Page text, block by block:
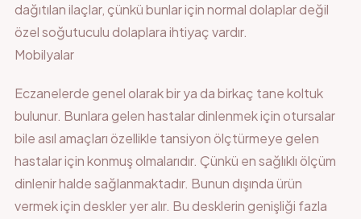
dağıtılan ilaçlar, çünkü bunlar için normal dolaplar değil
özel soğutuculu dolaplara ihtiyaç vardır.
Mobilyalar
Eczanelerde genel olarak bir ya da birkaç tane koltuk
bulunur. Bunlara gelen hastalar dinlenmek için otursalar
bile asıl amaçları özellikle tansiyon ölçtürmeye gelen
hastalar için konmuş olmalarıdır. Çünkü en sağlıklı ölçüm
dinlenir halde sağlanmaktadır. Bunun dışında ürün
vermek için deskler yer alır. Bu desklerin genişliği fazla